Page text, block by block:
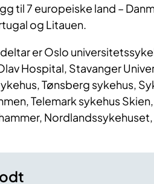
til 7 europeiske land –
og Litauen.
er Oslo
Hospital, Stavanger
Tønsberg sykehus,
Telemark sykehus